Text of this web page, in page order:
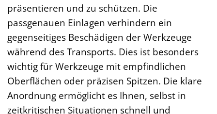
präsentieren und zu schützen. Die
passgenauen Einlagen verhindern ein
gegenseitiges Beschädigen der Werkzeuge
während des Transports. Dies ist besonders
wichtig für Werkzeuge mit empfindlichen
Oberflächen oder präzisen Spitzen. Die klare
Anordnung ermöglicht es Ihnen, selbst in
zeitkritischen Situationen schnell und